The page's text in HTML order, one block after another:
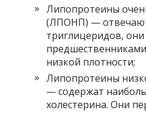
Липопротеины
(ЛПОНП) —
триглицеридов,
низкой плотности;
Липопротеины
— содержат
холестерина. Они